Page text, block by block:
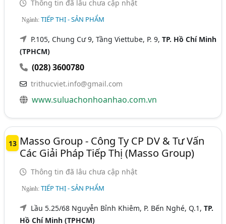
Thông tin đã lâu chưa cập nhật
Ngành:TIẾP THỊ - SẢN PHẨM
P.105, Chung Cư 9, Tầng Viettube, P. 9,TP. Hồ Chí Minh
(TPHCM)
(028) 3600780
trithucviet.info@gmail.com
www.suluachonhoanhao.com.vn
13 Masso Group - Công Ty CP DV & Tư Vấn
Các Giải Pháp Tiếp Thị (Masso Group)
Thông tin đã lâu chưa cập nhật
Ngành:TIẾP THỊ - SẢN PHẨM
Lầu 5.25/68 Nguyễn Bỉnh Khiêm, P. Bến Nghé, Q.1,TP.
Hồ Chí Minh (TPHCM)